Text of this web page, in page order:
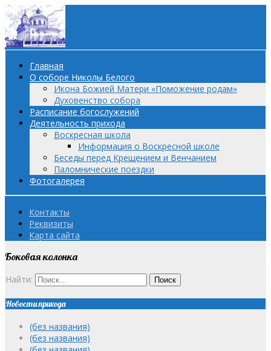
Главная
О соборе Николы Белого
Икона Божией Матери «Поможение родам»
Духовенство собора
Расписание богослужений
Деятельность прихода
Воскресная школа
Информация о Воскресной школе
Беседы перед Крещением и Венчанием
Паломнические поездки
Фотогалерея
Контакты
Реквизиты
Карта сайта
Боковая колонка
Найти:
Новости прихода
(без названия)
(без названия)